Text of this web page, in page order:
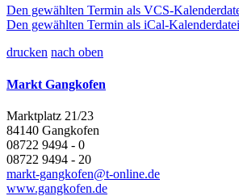
Den gewählten Termin als VCS-
Den gewählten Termin als iCal-
drucken nach oben
Markt Gangkofen
Marktplatz 21/23
84140 Gangkofen
08722 9494 - 0
08722 9494 - 20
markt-gangkofen@t-online.de
www.gangkofen.de